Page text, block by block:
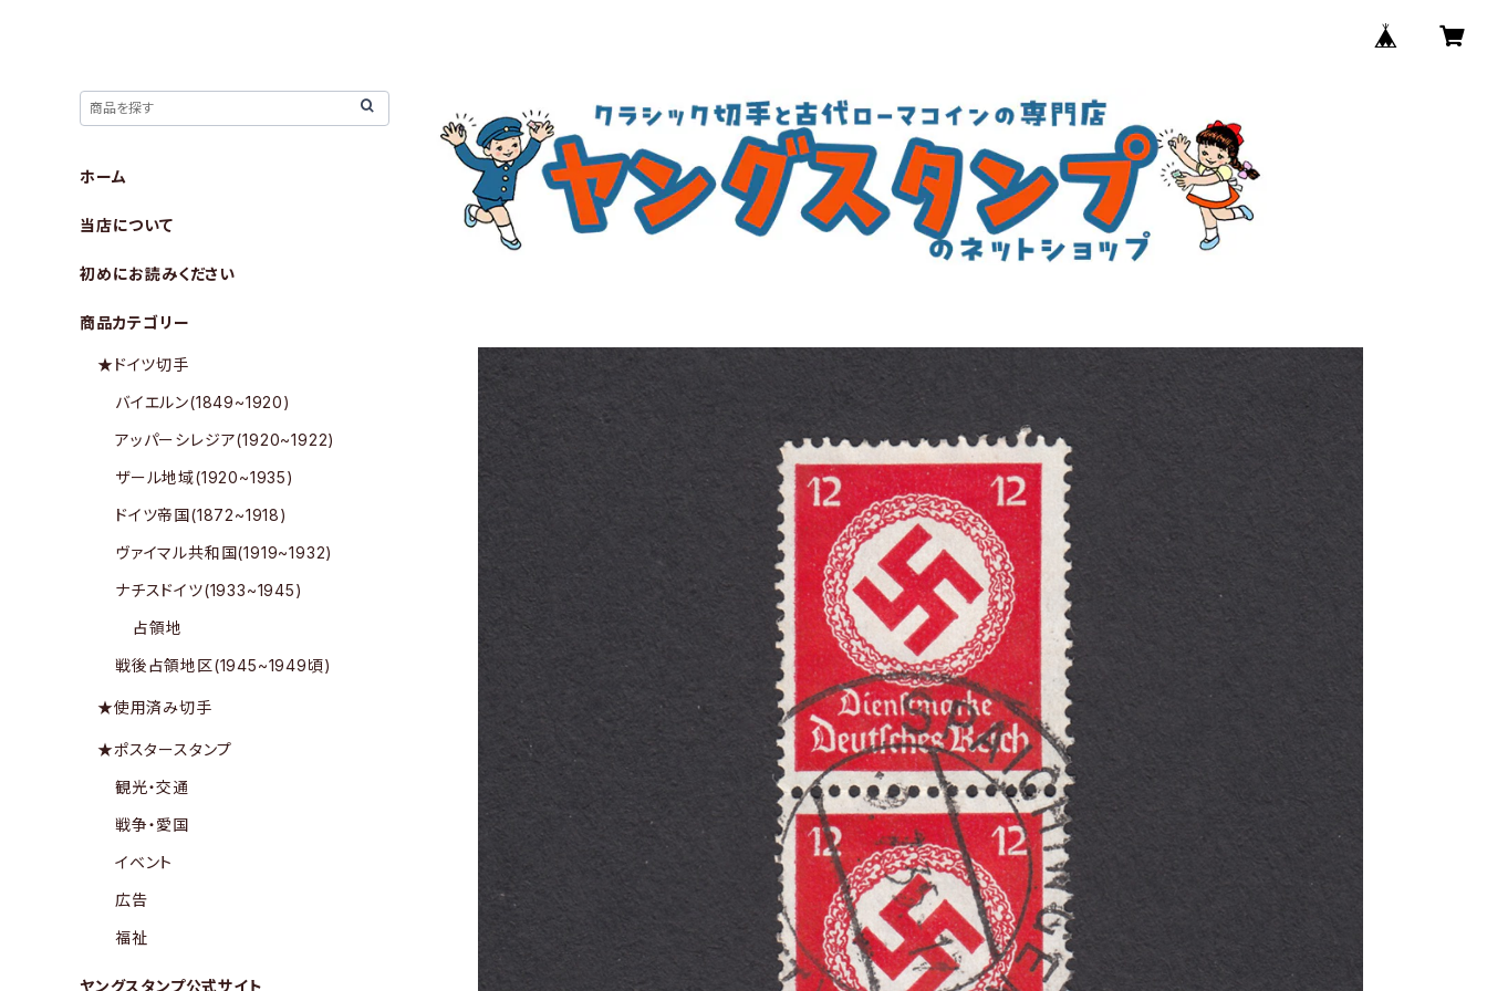
ホーム
当店について
初めにお読みください
商品カテゴリー
★ドイツ切手
バイエルン(1849~1920)
アッパーシレジア(1920~1922)
ザール地域(1920~1935)
ドイツ帝国(1872~1918)
ヴァイマル共和国(1919~1932)
ナチスドイツ(1933~1945)
占領地
戦後占領地区(1945~1949頃)
★使用済み切手
★ポスタースタンプ
観光・交通
戦争・愛国
イベント
広告
福祉
ヤングスタンプ公式サイト